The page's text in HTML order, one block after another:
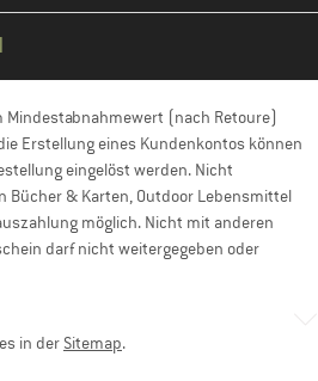
Mindestabnahmewert (nach Retoure)
Erstellung eines Kundenkontos können
eingelöst werden. Nicht
Bücher & Karten, Outdoor Lebensmittel
möglich. Nicht mit anderen
darf nicht weitergegeben oder
in der Sitemap.